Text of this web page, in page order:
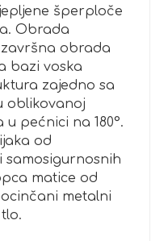
šperploče
Obrada
obrada
bazi voska
zajedno sa
oblikovanoj
pećnici na 180°.
od
samosigurnosnih
matice od
metalni